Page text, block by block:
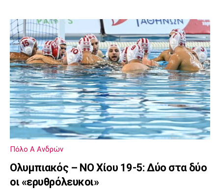
Πόλο Α Ανδρών
Ολυμπιακός – ΝΟ Χίου 19-5: Δύο στα δύο
οι «ερυθρόλευκοι»